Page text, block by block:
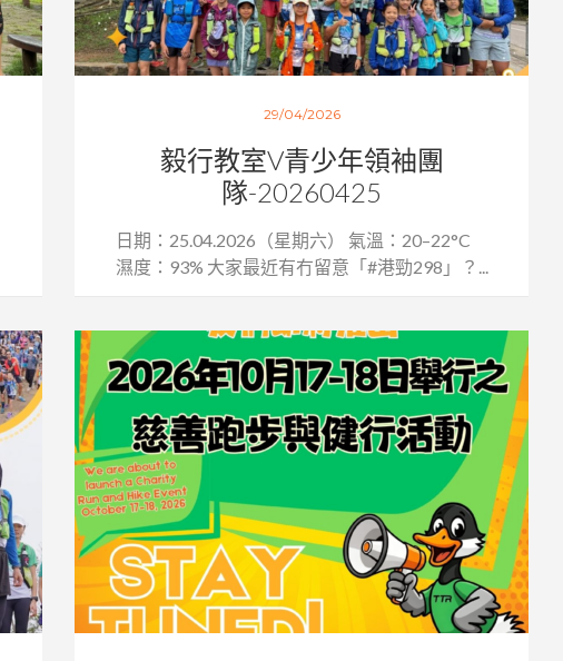
29/04/2026
毅行教室V青少年領袖團
隊-20260425
日期：25.04.2026（星期六） 氣溫：20–22°C
濕度：93% 大家最近有冇留意「#港勁298」？...